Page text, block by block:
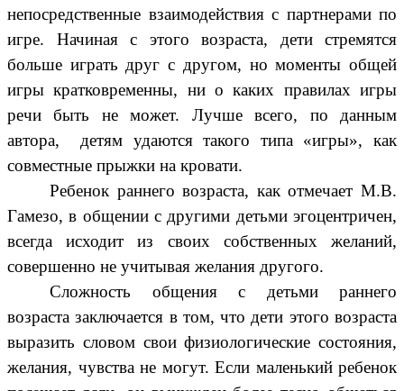
непосредственные взаимодействия с партнерами по
игре. Начиная с этого возраста, дети стремятся
больше играть друг с другом, но моменты общей
игры кратковременны, ни о каких правилах игры
речи быть не может. Лучше всего, по данным
автора, детям удаются такого типа «игры», как
совместные прыжки на кровати.
Ребенок раннего возраста, как отмечает М.В.
Гамезо, в общении с другими детьми эгоцентричен,
всегда исходит из своих собственных желаний,
совершенно не учитывая желания другого.
Сложность общения с детьми раннего
возраста заключается в том, что дети этого возраста
выразить словом свои физиологические состояния,
желания, чувства не могут. Если маленький ребенок